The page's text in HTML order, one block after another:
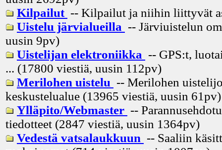
Kilpailut -- Kilpailut ja niihin liittyvät
Uistelu järvialueilla -- Järviuistelun
uusin 9pv)
Uistelijan elektroniikka -- GPS:t,
... (17800 viestiä, uusin 112pv)
Merilohen uistelu -- Merilohen
keskustelualue (13965 viestiä, uusin 61pv)
Ylläpito/Webmaster --
tiedotteet (2847 viestiä, uusin 1364pv)
Vedestä vatsalaukkuun -- Saaliin